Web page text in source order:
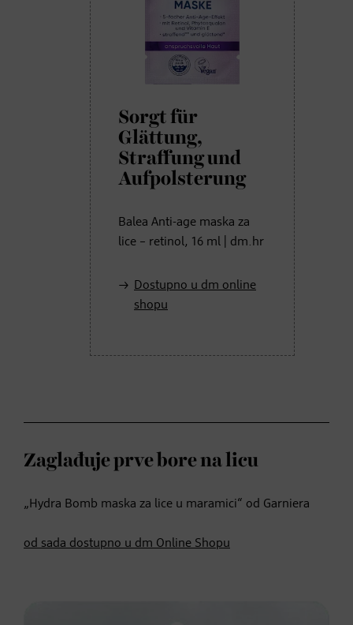
Sorgt für
Glättung,
Straffung und
Aufpolsterung
Balea Anti-age maska za
lice – retinol, 16 ml | dm.hr
Dostupno u dm online
shopu
Zaglađuje prve bore na licu
„Hydra Bomb maska za lice u maramici“ od Garniera
od sada dostupno u dm Online Shopu